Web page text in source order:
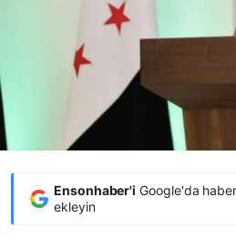
Ensonhaber'i Google'da
ekleyin